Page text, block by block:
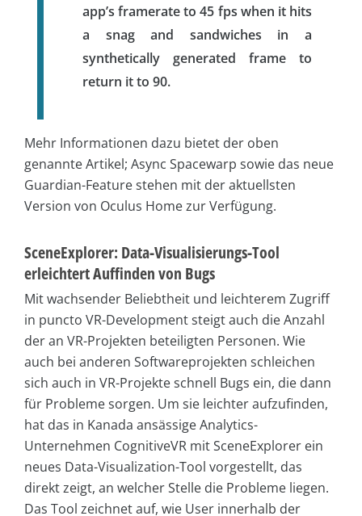
app’s framerate to 45 fps when it hits
a snag and sandwiches in a
synthetically generated frame to
return it to 90.
Mehr Informationen dazu bietet der oben
genannte Artikel; Async Spacewarp sowie das neue
Guardian-Feature stehen mit der aktuellsten
Version von Oculus Home zur Verfügung.
SceneExplorer: Data-Visualisierungs-Tool
erleichtert Auffinden von Bugs
Mit wachsender Beliebtheit und leichterem Zugriff
in puncto VR-Development steigt auch die Anzahl
der an VR-Projekten beteiligten Personen. Wie
auch bei anderen Softwareprojekten schleichen
sich auch in VR-Projekte schnell Bugs ein, die dann
für Probleme sorgen. Um sie leichter aufzufinden,
hat das in Kanada ansässige Analytics-
Unternehmen CognitiveVR mit SceneExplorer ein
neues Data-Visualization-Tool vorgestellt, das
direkt zeigt, an welcher Stelle die Probleme liegen.
Das Tool zeichnet auf, wie User innerhalb der